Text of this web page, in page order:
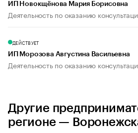
ИП Новокщёнова Мария Борисовна
Деятельность по оказанию
ДЕЙСТВУЕТ
ИП Морозова Августина Васильевна
Деятельность по оказанию
Другие
регионе —